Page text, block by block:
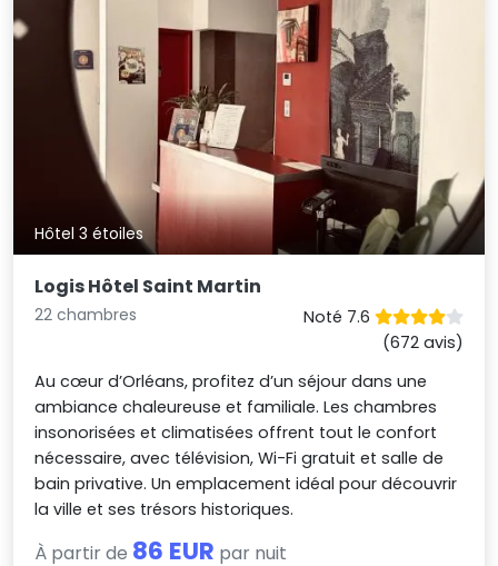
Hôtel 3 étoiles
Logis Hôtel Saint Martin
22 chambres
Noté 7.6
(672 avis)
Au cœur d’Orléans, profitez d’un séjour dans une
ambiance chaleureuse et familiale. Les chambres
insonorisées et climatisées offrent tout le confort
nécessaire, avec télévision, Wi-Fi gratuit et salle de
bain privative. Un emplacement idéal pour découvrir
la ville et ses trésors historiques.
À partir de 86 EUR par nuit